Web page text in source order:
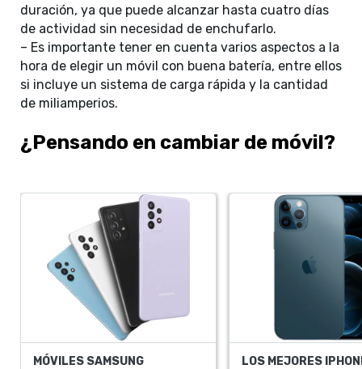
duración, ya que puede alcanzar hasta cuatro días
de actividad sin necesidad de enchufarlo.
– Es importante tener en cuenta varios aspectos a la
hora de elegir un móvil con buena batería, entre ellos
si incluye un sistema de carga rápida y la cantidad
de miliamperios.
¿Pensando en cambiar de móvil?
MÓVILES SAMSUNG LOS MEJORES